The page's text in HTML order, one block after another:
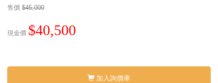
售價 $45,000
現金價 $40,500
加入詢價車